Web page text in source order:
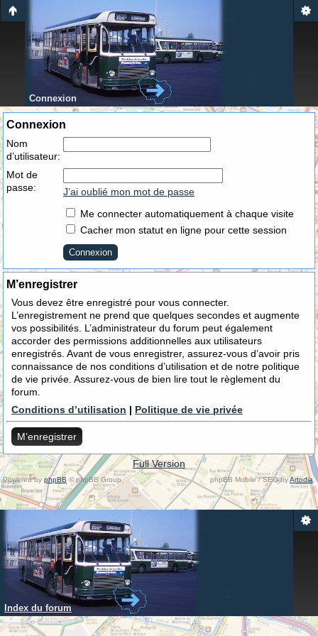
Connexion
Connexion
Nom
d’utilisateur:
Mot de
passe:
J’ai oublié mon mot de passe
Me connecter automatiquement à chaque visite
Cacher mon statut en ligne pour cette session
M’enregistrer
Vous devez être enregistré pour vous connecter.
L’enregistrement ne prend que quelques secondes et augmente
vos possibilités. L’administrateur du forum peut également
accorder des permissions additionnelles aux utilisateurs
enregistrés. Avant de vous enregistrer, assurez-vous d’avoir pris
connaissance de nos conditions d’utilisation et de notre politique
de vie privée. Assurez-vous de bien lire tout le règlement du
forum.
Conditions d’utilisation | Politique de vie privée
M’enregistrer
Full Version
Powered byphpBB © phpBB Group. phpBB Mobile / SEO byArtodia .
Index du forum